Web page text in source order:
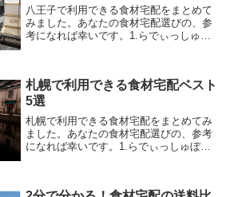
八王子で利用できる食材宅配をまとめて
みました。あなたの食材宅配選びの、参
考になれば幸いです。1.らでぃっしゅぼ
供しています。そして...
札幌で利用できる食材宅配ベスト
5選
札幌で利用できる食材宅配をまとめてみ
ました。あなたの食材宅配選びの、参考
になれば幸いです。1.らでぃっしゅぼー